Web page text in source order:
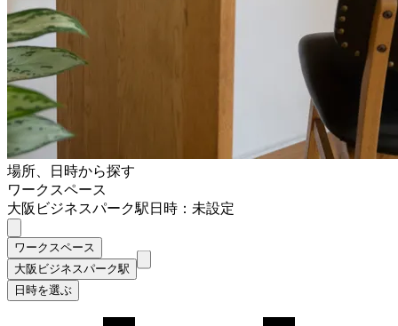
場所、日時から探す
ワークスペース
大阪ビジネスパーク駅日時：未設定
ワークスペース
大阪ビジネスパーク駅
日時を選ぶ